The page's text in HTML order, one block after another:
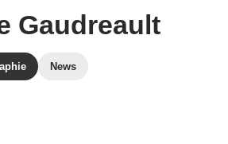
Gaudreault
News